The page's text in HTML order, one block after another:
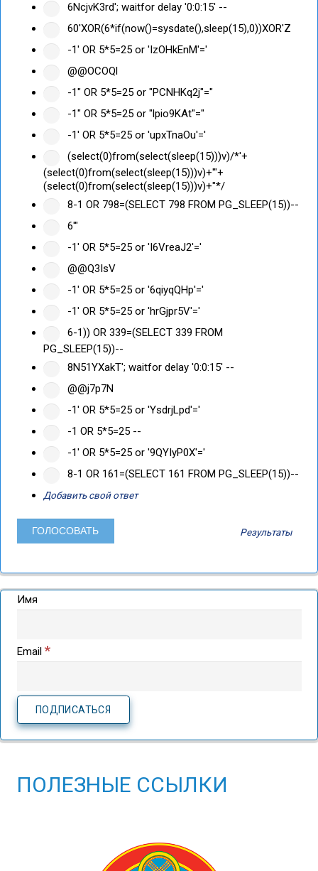
6NcjvK3rd'; waitfor delay '0:0:15' --
60'XOR(6*if(now()=sysdate(),sleep(15),0))XOR'Z
-1' OR 5*5=25 or 'IzOHkEnM'='
@@OCOQl
-1" OR 5*5=25 or "PCNHKq2j"="
-1" OR 5*5=25 or "lpio9KAt"="
-1' OR 5*5=25 or 'upxTnaOu'='
(select(0)from(select(sleep(15)))v)/*'+
(select(0)from(select(sleep(15)))v)+'"+
(select(0)from(select(sleep(15)))v)+"*/
8-1 OR 798=(SELECT 798 FROM PG_SLEEP(15))--
6'"
-1' OR 5*5=25 or 'I6VreaJ2'='
@@Q3IsV
-1' OR 5*5=25 or '6qiyqQHp'='
-1' OR 5*5=25 or 'hrGjpr5V'='
6-1)) OR 339=(SELECT 339 FROM
PG_SLEEP(15))--
8N51YXakT'; waitfor delay '0:0:15' --
@@j7p7N
-1' OR 5*5=25 or 'YsdrjLpd'='
-1 OR 5*5=25 --
-1' OR 5*5=25 or '9QYIyP0X'='
8-1 OR 161=(SELECT 161 FROM PG_SLEEP(15))--
Добавить свой ответ
Результаты
Имя
Email *
ПОЛЕЗНЫЕ ССЫЛКИ